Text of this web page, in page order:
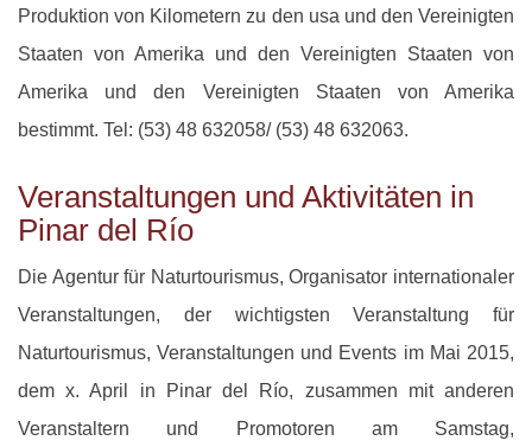
Produktion von Kilometern zu den usa und den Vereinigten
Staaten von Amerika und den Vereinigten Staaten von
Amerika und den Vereinigten Staaten von Amerika
bestimmt. Tel: (53) 48 632058/ (53) 48 632063.
Veranstaltungen und Aktivitäten in
Pinar del Río
Die Agentur für Naturtourismus, Organisator internationaler
Veranstaltungen, der wichtigsten Veranstaltung für
Naturtourismus, Veranstaltungen und Events im Mai 2015,
dem x. April in Pinar del Río, zusammen mit anderen
Veranstaltern und Promotoren am Samstag,